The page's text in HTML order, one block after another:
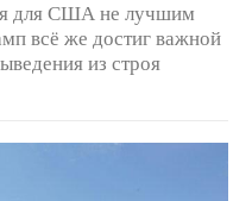
для США не лучшим
всё же достиг важной
из строя